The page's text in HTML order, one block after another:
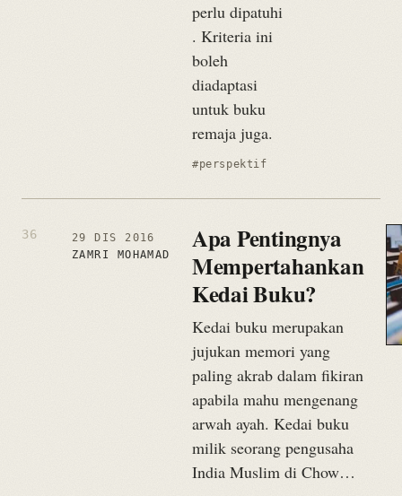
perlu dipatuhi
. Kriteria ini
boleh
diadaptasi
untuk buku
remaja juga.
#perspektif
29 DIS 2016
ZAMRI MOHAMAD
Apa Pentingnya
Mempertahankan
Kedai Buku?
Kedai buku merupakan
jujukan memori yang
paling akrab dalam fikiran
apabila mahu mengenang
arwah ayah. Kedai buku
milik seorang pengusaha
India Muslim di Chow…